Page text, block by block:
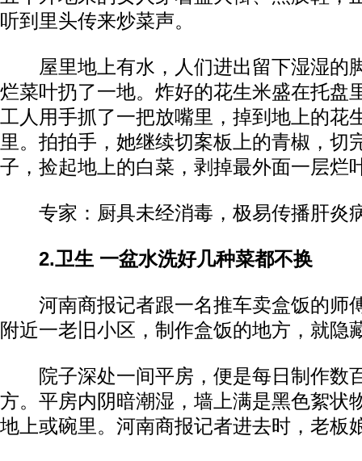
听到里头传来炒菜声。
屋里地上有水，人们进出留下湿湿的
烂菜叶扔了一地。炸好的花生米盛在托盘
工人用手抓了一把放嘴里，掉到地上的花
里。拍拍手，她继续切案板上的青椒，切
子，捡起地上的白菜，剥掉最外面一层烂
专家：厨具未经消毒，极易传播肝炎
2.卫生 一盆水洗好几种菜都不换
河南商报记者跟一名推车卖盒饭的师
附近一老旧小区，制作盒饭的地方，就隐
院子深处一间平房，便是每日制作数
方。平房内阴暗潮湿，墙上满是黑色絮状
地上或碗里。河南商报记者进去时，老板